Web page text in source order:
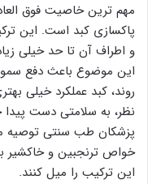
مهم ترین خاصیت فوق
پاکسازی کبد است. این
و اطراف آن تا حد خیلی
این موضوع باعث دفع
روند، کبد عملکرد خیلی
نظر، به سلامتی دست
پزشکان طب سنتی توصیه
خواص ترنجبین و خاکشیر
این ترکیب را میل کنند.